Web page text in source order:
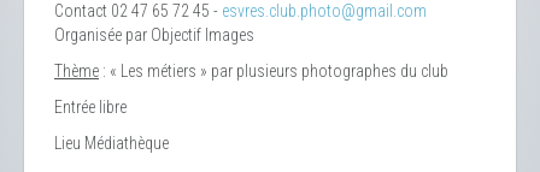
Contact 02 47 65 72 45 - esvres.club.photo@gmail.com
Organisée par Objectif Images
Thème : « Les métiers » par plusieurs photographes du club
Entrée libre
Lieu Médiathèque